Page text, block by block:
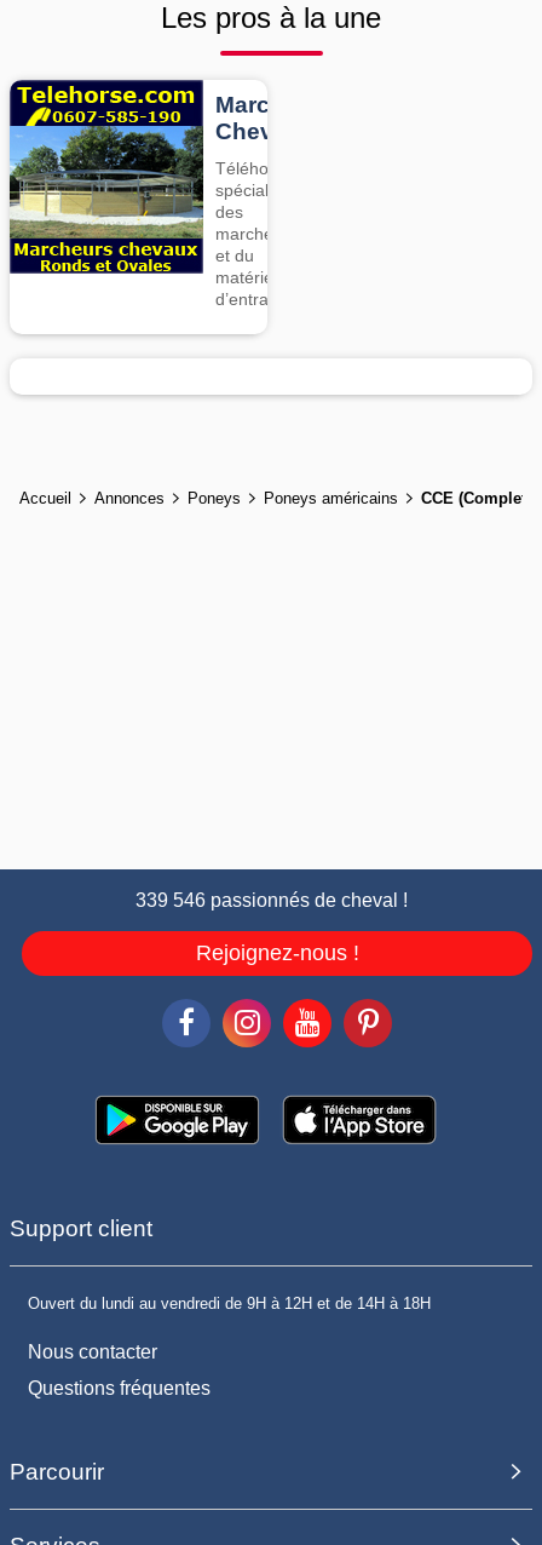
Les pros à la une
Marcheurs
Chevaux
Téléhorse,
spécialiste
des
marcheurs
et du
matériel
d’entrainement
Accueil Annonces Poneys Poneys américains CCE (Complet)
339 546 passionnés de cheval !
Rejoignez-nous !
Support client
Ouvert du lundi au vendredi de 9H à 12H et de 14H à 18H
Nous contacter
Questions fréquentes
Parcourir